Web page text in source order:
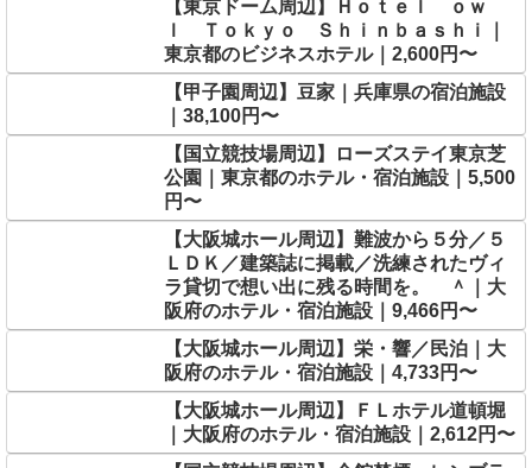
【東京ドーム周辺】Ｈｏｔｅｌ ｏｗ
ｌ Ｔｏｋｙｏ Ｓｈｉｎｂａｓｈｉ｜
東京都のビジネスホテル｜2,600円〜
【甲子園周辺】豆家｜兵庫県の宿泊施設
｜38,100円〜
【国立競技場周辺】ローズステイ東京芝
公園｜東京都のホテル・宿泊施設｜5,500
円〜
【大阪城ホール周辺】難波から５分／５
ＬＤＫ／建築誌に掲載／洗練されたヴィ
ラ貸切で想い出に残る時間を。 ＾｜大
阪府のホテル・宿泊施設｜9,466円〜
【大阪城ホール周辺】栄・響／民泊｜大
阪府のホテル・宿泊施設｜4,733円〜
【大阪城ホール周辺】ＦＬホテル道頓堀
｜大阪府のホテル・宿泊施設｜2,612円〜